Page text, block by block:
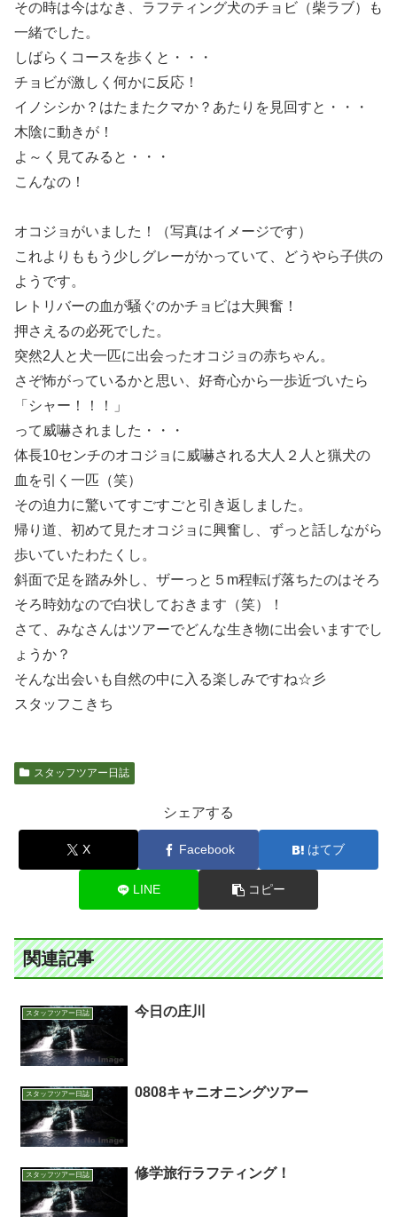
その時は今はなき、ラフティング犬のチョビ（柴ラブ）も
一緒でした。
しばらくコースを歩くと・・・
チョビが激しく何かに反応！
イノシシか？はたまたクマか？あたりを見回すと・・・
木陰に動きが！
よ～く見てみると・・・
こんなの！
オコジョがいました！（写真はイメージです）
これよりももう少しグレーがかっていて、どうやら子供の
ようです。
レトリバーの血が騒ぐのかチョビは大興奮！
押さえるの必死でした。
突然2人と犬一匹に出会ったオコジョの赤ちゃん。
さぞ怖がっているかと思い、好奇心から一歩近づいたら
「シャー！！！」
って威嚇されました・・・
体長10センチのオコジョに威嚇される大人２人と猟犬の
血を引く一匹（笑）
その迫力に驚いてすごすごと引き返しました。
帰り道、初めて見たオコジョに興奮し、ずっと話しながら
歩いていたわたくし。
斜面で足を踏み外し、ザーっと５m程転げ落ちたのはそろ
そろ時効なので白状しておきます（笑）！
さて、みなさんはツアーでどんな生き物に出会いますでし
ょうか？
そんな出会いも自然の中に入る楽しみですね☆彡
スタッフこきち
スタッフツアー日誌
シェアする
X Facebook はてブ
LINE コピー
関連記事
スタッフツアー日誌 今日の庄川
スタッフツアー日誌 0808キャニオニングツアー
スタッフツアー日誌 修学旅行ラフティング！